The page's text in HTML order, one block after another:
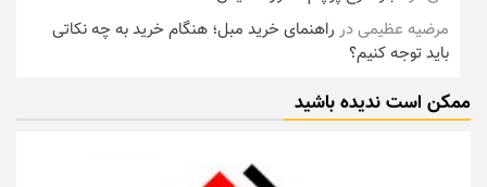
مرضیه عظیمیدر راهنمای خرید مبل؛ هنگام خرید به چه نکاتی
باید توجه کنیم؟
ممکن است ندیده باشید